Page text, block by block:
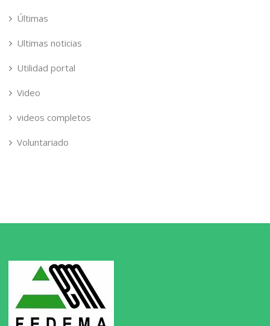
Últimas
Ultimas noticias
Utilidad portal
Video
videos completos
Voluntariado